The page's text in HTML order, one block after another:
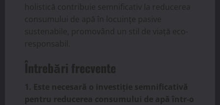
holistică contribuie semnificativ la reducerea
consumului de apă în locuințe pasive
sustenabile, promovând un stil de viață eco-
responsabil.
Întrebări frecvente
1. Este necesară o investiție semnificativă
pentru reducerea consumului de apă într-o